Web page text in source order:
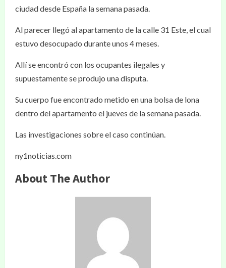
ciudad desde España la semana pasada.
Al parecer llegó al apartamento de la calle 31 Este, el cual
estuvo desocupado durante unos 4 meses.
Allí se encontró con los ocupantes ilegales y
supuestamente se produjo una disputa.
Su cuerpo fue encontrado metido en una bolsa de lona
dentro del apartamento el jueves de la semana pasada.
Las investigaciones sobre el caso continúan.
ny1noticias.com
About The Author